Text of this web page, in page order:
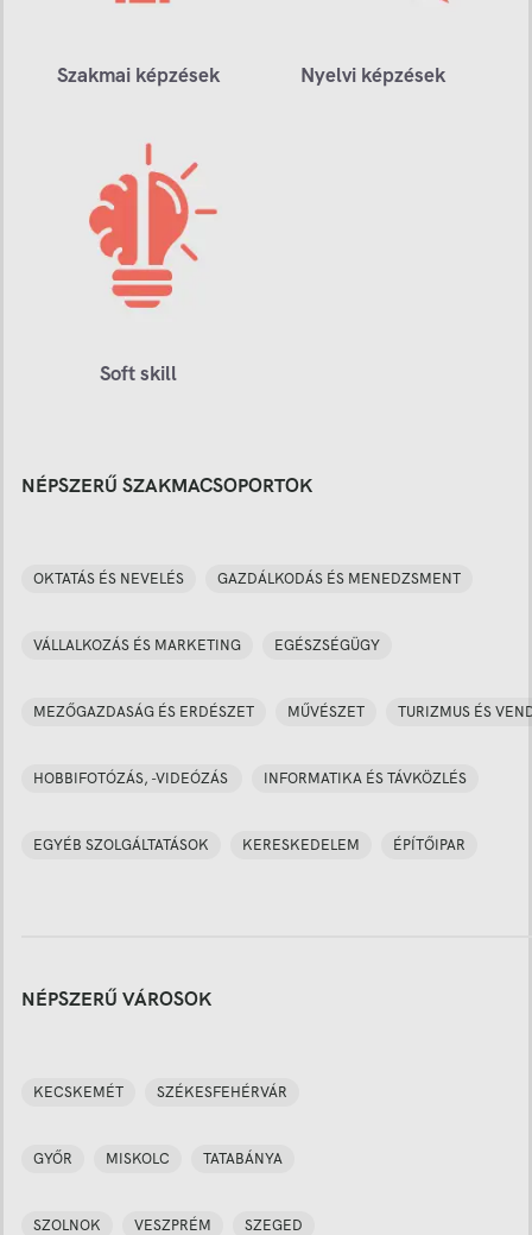
Szakmai képzések Nyelvi képzések
Soft skill
NÉPSZERŰ SZAKMACSOPORTOK
OKTATÁS ÉS NEVELÉS GAZDÁLKODÁS ÉS MENEDZSMENT
VÁLLALKOZÁS ÉS MARKETING EGÉSZSÉGÜGY
MEZŐGAZDASÁG ÉS ERDÉSZET MŰVÉSZET TURIZMUS ÉS
HOBBIFOTÓZÁS, -VIDEÓZÁS INFORMATIKA ÉS TÁVKÖZLÉS
EGYÉB SZOLGÁLTATÁSOK KERESKEDELEM ÉPÍTŐIPAR
NÉPSZERŰ VÁROSOK
KECSKEMÉT SZÉKESFEHÉRVÁR
GYŐR MISKOLC TATABÁNYA
SZOLNOK VESZPRÉM SZEGED